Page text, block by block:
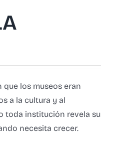
los museos eran
a la cultura y al
toda institución revela su
necesita crecer.